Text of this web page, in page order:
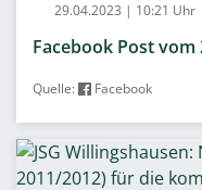
29.04.2023 | 10:21 Uhr
Facebook Post vom
Quelle: Facebook